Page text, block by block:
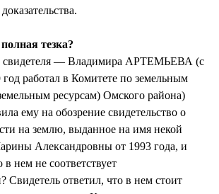
тезка?
свидетеля — Владимира АРТЕМЬЕВА (с
год работал в Комитете по земельным
ресурсам) Омского района)
ему на обозрение свидетельство о
на землю, выданное на имя некой
Александровны от 1993 года, и
в нем не соответствует
Свидетель ответил, что в нем стоит